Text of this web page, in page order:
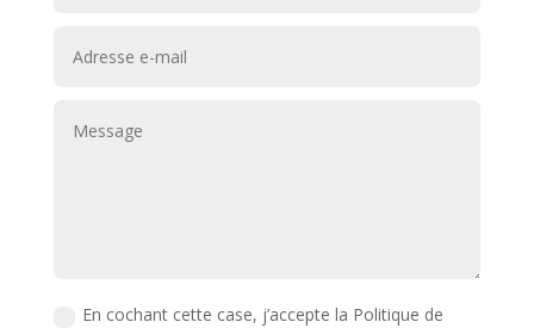
En cochant cette case, j’accepte la Politique de